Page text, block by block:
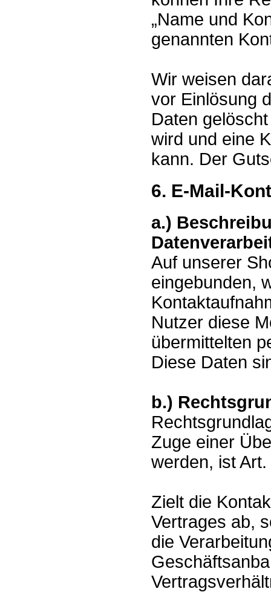
„Name und
genannten
Wir weisen
vor Einlösung
Daten
wird und eine
kann. Der
6. E-Mail-
a.)
Auf unserer
eingebunden,
Nutzer diese
übermittelten
Diese Daten
b.)
Zuge einer
werden, ist
Zielt die
Vertrages ab,
die